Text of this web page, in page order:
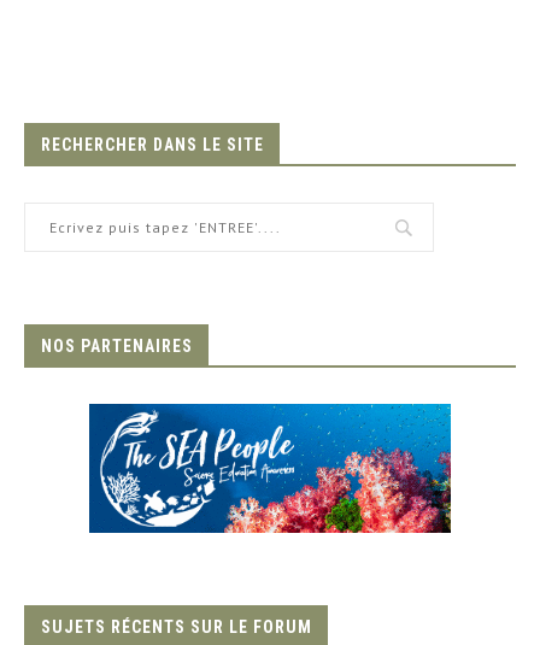
RECHERCHER DANS LE SITE
NOS PARTENAIRES
SUJETS RÉCENTS SUR LE FORUM